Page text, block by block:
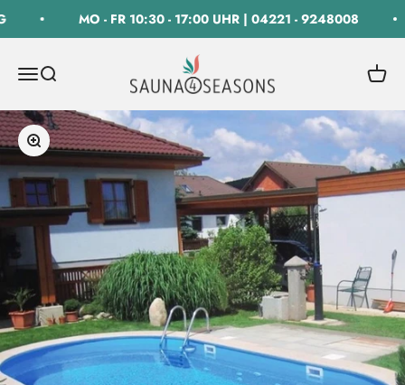
MO - FR 10:30 - 17:00 UHR | 04221 - 9248008
Navigationsmenü öffnen
Suche öffnen
SAUNA 4 SEASONS GmbH
Bild vergrößern